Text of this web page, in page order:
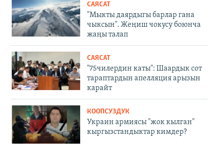
САЯСАТ
"Мыкты даярдыгы барлар гана
чыксын". Жеңиш чокусу боюнча
жаңы талап
САЯСАТ
"75чилердин каты": Шаардык сот
тараптардын апелляция арызын
карайт
КООПСУЗДУК
Украин армиясы "жок кылган"
кыргызстандыктар кимдер?